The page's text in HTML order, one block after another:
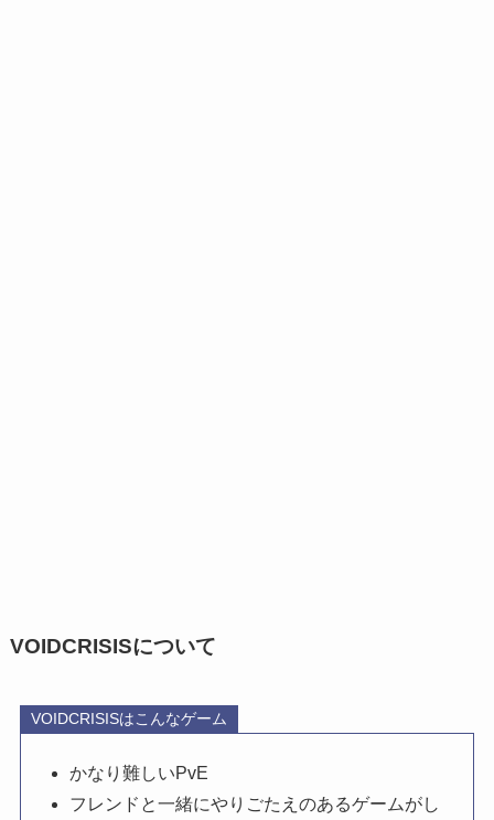
VOIDCRISISについて
VOIDCRISISはこんなゲーム
かなり難しいPvE
フレンドと一緒にやりごたえのあるゲームがし